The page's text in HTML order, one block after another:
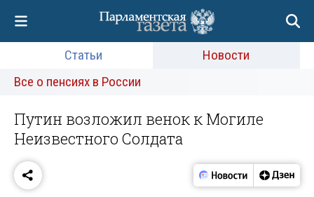
Статьи
Новости
Все о пенсиях в России
Путин возложил венок к Могиле
Неизвестного Солдата